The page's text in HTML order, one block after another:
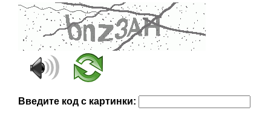
Введите код с картинки: